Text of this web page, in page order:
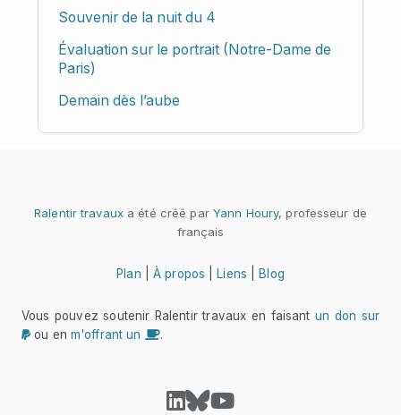
Souvenir de la nuit du 4
Évaluation sur le portrait (Notre-Dame de
Paris)
Demain dès l’aube
Ralentir travauxa été créé par Yann Houry, professeur de
français
Plan |À propos Liens Blog
Vous pouvez soutenir Ralentir travaux en faisant un don sur
ou en m'offrant un .